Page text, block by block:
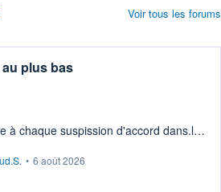
plus bas
à chaque suspission d'accord dans.la
• 6 août 2026
Voir tous les forums